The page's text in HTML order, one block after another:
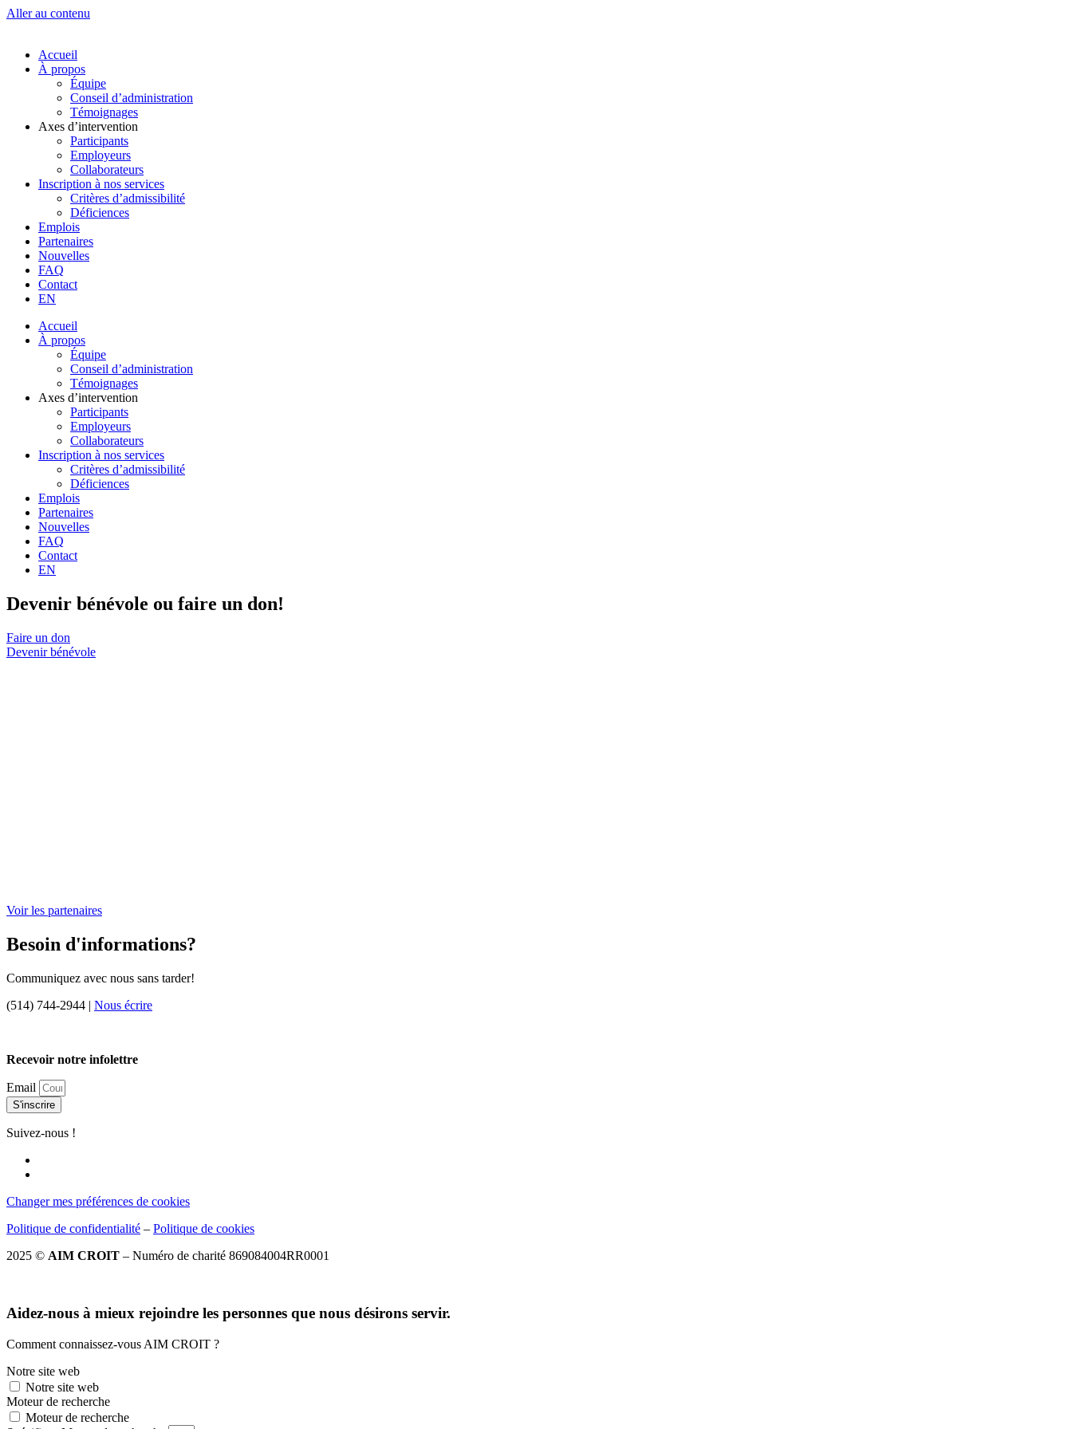
Aller au contenu
Accueil
À propos
Équipe
Conseil d’administration
Témoignages
Axes d’intervention
Participants
Employeurs
Collaborateurs
Inscription à nos services
Critères d’admissibilité
Déficiences
Emplois
Partenaires
Nouvelles
FAQ
Contact
EN
Accueil
À propos
Équipe
Conseil d’administration
Témoignages
Axes d’intervention
Participants
Employeurs
Collaborateurs
Inscription à nos services
Critères d’admissibilité
Déficiences
Emplois
Partenaires
Nouvelles
FAQ
Contact
EN
Devenir bénévole ou faire un don!
Faire un don
Devenir bénévole
Voir les partenaires
Besoin d'informations?
Communiquez avec nous sans tarder!
(514) 744-2944 | Nous écrire
Recevoir notre infolettre
Email
S'inscrire
Suivez-nous !
Changer mes préférences de cookies
Politique de confidentialité – Politique de cookies
2025 © AIM CROIT – Numéro de charité 869084004RR0001
Aidez-nous à mieux rejoindre les personnes que nous désirons servir.
Comment connaissez-vous AIM CROIT ?
Notre site web
Notre site web
Moteur de recherche
Moteur de recherche